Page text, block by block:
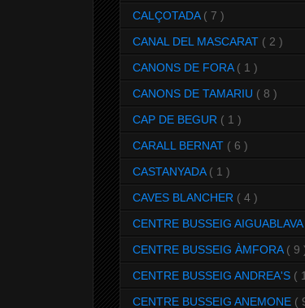
CALÇOTADA ( 7 )
CANAL DEL MASCARAT ( 2 )
CANONS DE FORA ( 1 )
CANONS DE TAMARIU ( 8 )
CAP DE BEGUR ( 1 )
CARALL BERNAT ( 6 )
CASTANYADA ( 1 )
CAVES BLANCHER ( 4 )
CENTRE BUSSEIG AIGUABLAVA
CENTRE BUSSEIG ÀMFORA ( 9
CENTRE BUSSEIG ANDREA'S (
CENTRE BUSSEIG ANEMONE (